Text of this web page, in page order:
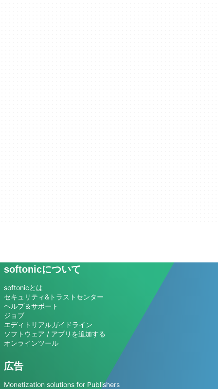
softonicについて
softonicとは
セキュリティ&トラストセンター
ヘルプ＆サポート
ジョブ
エディトリアルガイドライン
ソフトウェア / アプリを追加する
オンラインツール
広告
Monetization solutions for Publishers